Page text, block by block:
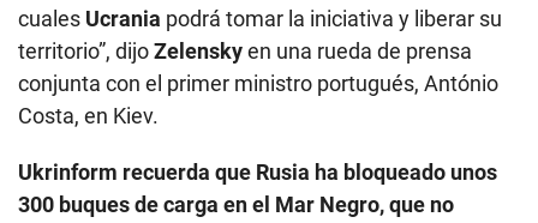
cuales Ucrania podrá tomar la iniciativa y liberar su
territorio”, dijoZelenskyen una rueda de prensa
conjunta con el primer ministro portugués, António
Costa, en Kiev.
Ukrinform recuerda que Rusia ha bloqueado unos
300 buques de carga en el Mar Negro, que no